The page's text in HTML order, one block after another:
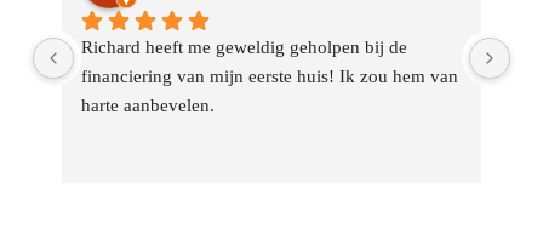
Richard heeft me geweldig geholpen bij de
financiering van mijn eerste huis! Ik zou hem van
harte aanbevelen.